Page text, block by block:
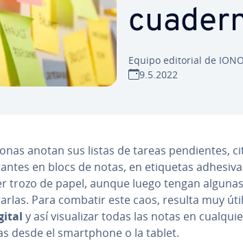
Equipo editorial de
9.5.2022
anotan sus listas de tareas pe­n­die­n­tes,
en blocs de notas, en etiquetas
trozo de papel, aunque luego tengan
Para combatir este caos, resulta muy
y así vi­sua­li­zar todas las notas en
desde el sma­r­t­pho­ne o la tablet.